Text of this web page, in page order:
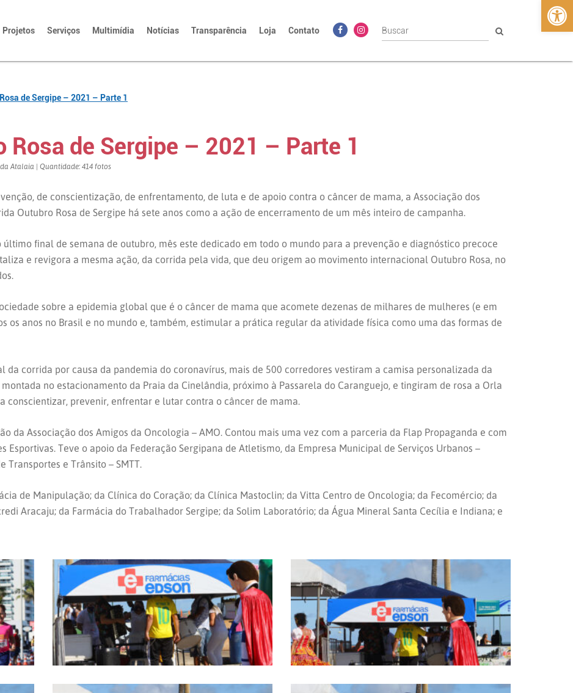
Projetos Serviços Multimídia Notícias Transparência Loja Contato
de Sergipe – 2021 – Parte 1
Rosa de Sergipe – 2021 – Parte 1
Atalaia | Quantidade: 414 fotos
de conscientização, de enfrentamento, de luta e de apoio contra o câncer de mama, a Associação dos
Outubro Rosa de Sergipe há sete anos como a ação de encerramento de um mês inteiro de campanha.
final de semana de outubro, mês este dedicado em todo o mundo para a prevenção e diagnóstico precoce
e revigora a mesma ação, da corrida pela vida, que deu origem ao movimento internacional Outubro Rosa, no
sobre a epidemia global que é o câncer de mama que acomete dezenas de milhares de mulheres (e em
os anos no Brasil e no mundo e, também, estimular a prática regular da atividade física como uma das formas de
da corrida por causa da pandemia do coronavírus, mais de 500 corredores vestiram a camisa personalizada da
no estacionamento da Praia da Cinelândia, próximo à Passarela do Caranguejo, e tingiram de rosa a Orla
conscientizar, prevenir, enfrentar e lutar contra o câncer de mama.
da Associação dos Amigos da Oncologia – AMO. Contou mais uma vez com a parceria da Flap Propaganda e com
Esportivas. Teve o apoio da Federação Sergipana de Atletismo, da Empresa Municipal de Serviços Urbanos –
Transportes e Trânsito – SMTT.
de Manipulação; da Clínica do Coração; da Clínica Mastoclin; da Vitta Centro de Oncologia; da Fecomércio; da
Aracaju; da Farmácia do Trabalhador Sergipe; da Solim Laboratório; da Água Mineral Santa Cecília e Indiana; e